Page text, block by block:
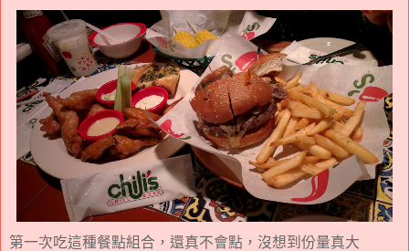
第一次吃這種餐點組合，還真不會點，沒想到份量真大